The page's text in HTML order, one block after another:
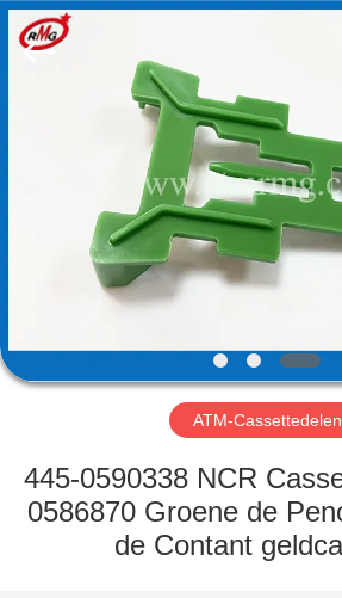
PRODUCTEN
OVER
FABRIEKSTOCHT
Guang
Science
And
Technology
ATM-Cassettedelen
445-0590338 NCR
0586870 Groene de
de Contant